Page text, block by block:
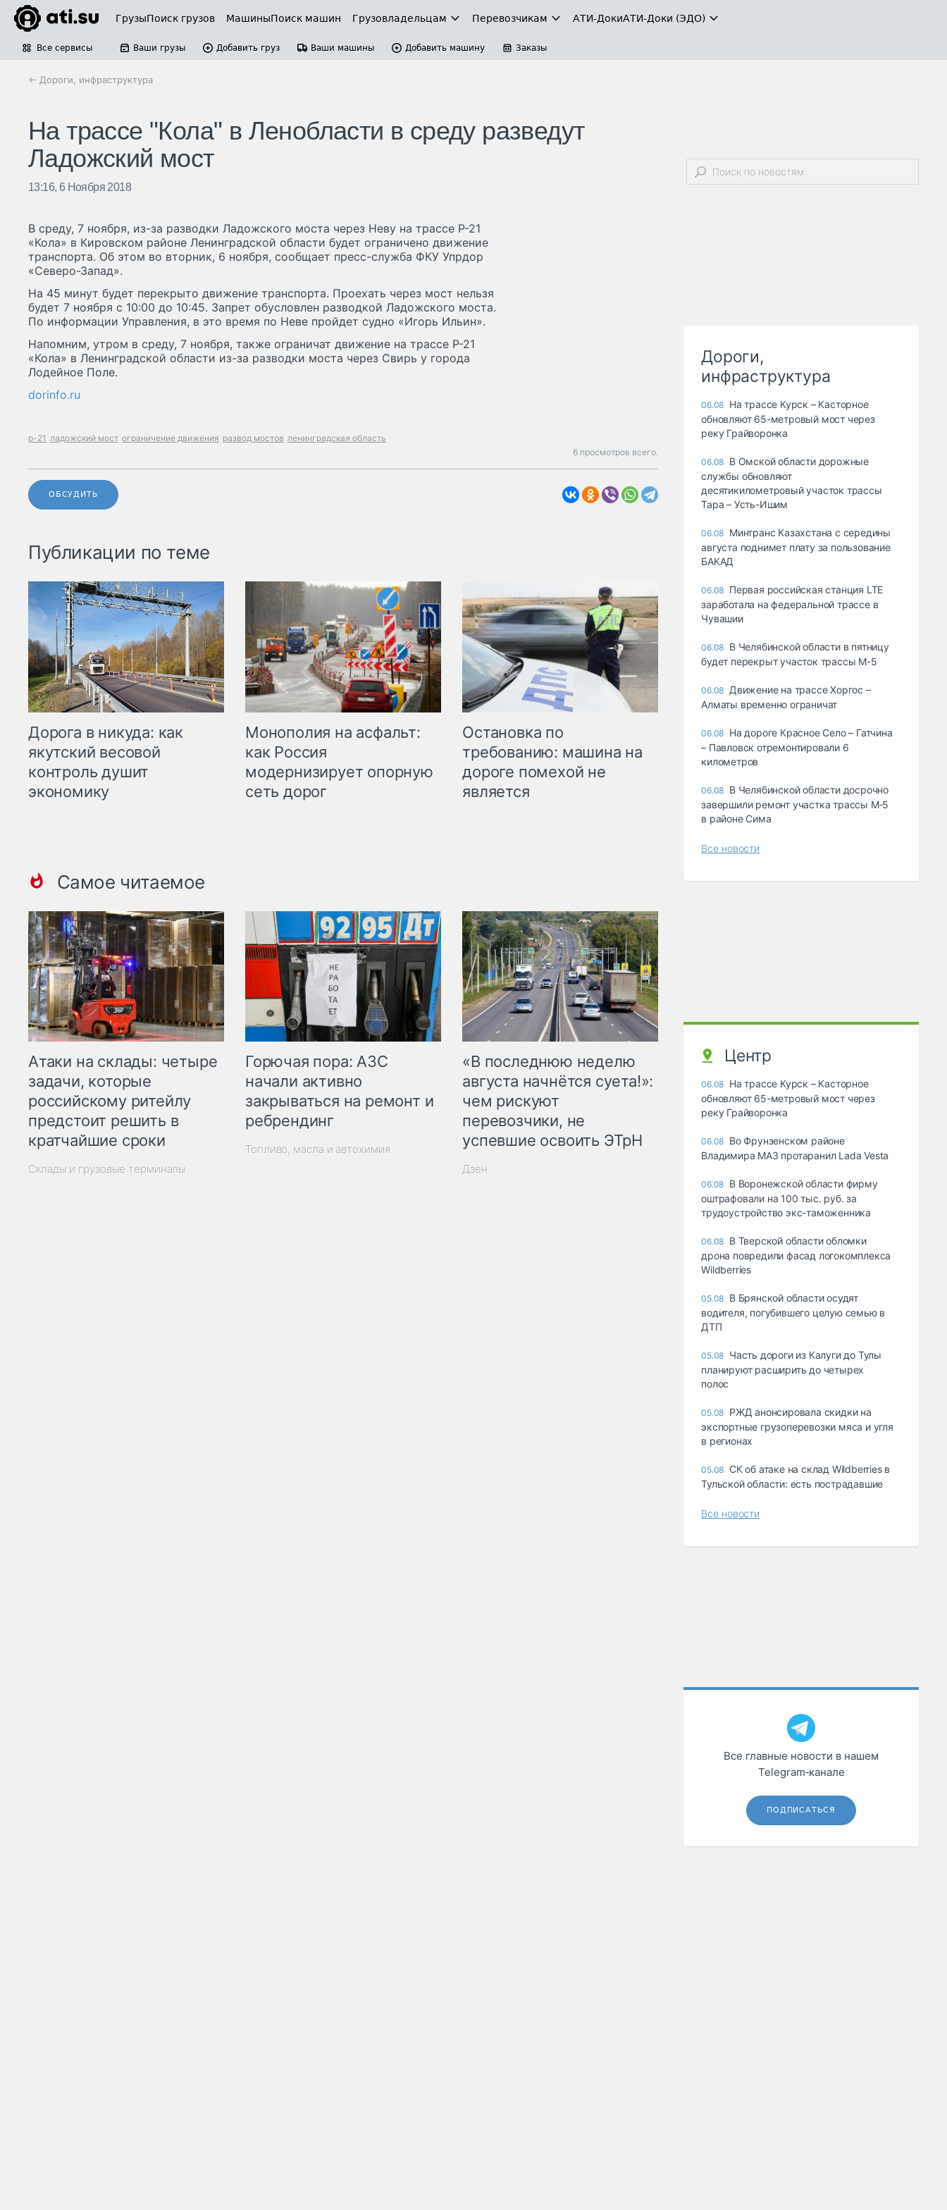
ГрузыПоиск грузов МашиныПоиск машин Грузовладельцам Перевозчикам АТИ-ДокиАТИ-Доки (ЭДО)
Все сервисы Ваши грузы Добавить груз Ваши машины Добавить машину Заказы
← Дороги, инфраструктура
На трассе "Кола" в Ленобласти в среду разведут
Ладожский мост
13:16, 6 Ноября 2018
В среду, 7 ноября, из-за разводки Ладожского моста через Неву на трассе Р-21
«Кола» в Кировском районе Ленинградской области будет ограничено движение
транспорта. Об этом во вторник, 6 ноября, сообщает пресс-служба ФКУ Упрдор
«Северо-Запад».
На 45 минут будет перекрыто движение транспорта. Проехать через мост нельзя
будет 7 ноября с 10:00 до 10:45. Запрет обусловлен разводкой Ладожского моста.
По информации Управления, в это время по Неве пройдет судно «Игорь Ильин».
Напомним, утром в среду, 7 ноября, также ограничат движение на трассе Р-21
«Кола» в Ленинградской области из-за разводки моста через Свирь у города
Лодейное Поле.
dorinfo.ru
р-21 ладожский мост ограничение движения развод мостов ленинградская область
6 просмотров всего.
ОБСУДИТЬ
Публикации по теме
Дорога в никуда: как
якутский весовой
контроль душит
экономику
Монополия на асфальт:
как Россия
модернизирует опорную
сеть дорог
Остановка по
требованию: машина на
дороге помехой не
является
Самое читаемое
Атаки на склады: четыре
задачи, которые
российскому ритейлу
предстоит решить в
кратчайшие сроки
Склады и грузовые терминалы
Горючая пора: АЗС
начали активно
закрываться на ремонт и
ребрендинг
Топливо, масла и автохимия
«В последнюю неделю
августа начнётся суета!»:
чем рискуют
перевозчики, не
успевшие освоить ЭТрН
Дзен
Дороги,
инфраструктура
06.08 На трассе Курск – Касторное
обновляют 65-метровый мост через
реку Грайворонка
06.08 В Омской области дорожные
службы обновляют
десятикилометровый участок трассы
Тара – Усть-Ишим
06.08 Минтранс Казахстана с середины
августа поднимет плату за пользование
БАКАД
06.08 Первая российская станция LTE
заработала на федеральной трассе в
Чувашии
06.08 В Челябинской области в пятницу
будет перекрыт участок трассы М-5
06.08 Движение на трассе Хоргос –
Алматы временно ограничат
06.08 На дороге Красное Село – Гатчина
– Павловск отремонтировали 6
километров
06.08 В Челябинской области досрочно
завершили ремонт участка трассы М‑5
в районе Сима
Все новости
Центр
06.08 На трассе Курск – Касторное
обновляют 65-метровый мост через
реку Грайворонка
06.08 Во Фрунзенском районе
Владимира МАЗ протаранил Lada Vesta
06.08 В Воронежской области фирму
оштрафовали на 100 тыс. руб. за
трудоустройство экс-таможенника
06.08 В Тверской области обломки
дрона повредили фасад логокомплекса
Wildberries
05.08 В Брянской области осудят
водителя, погубившего целую семью в
ДТП
05.08 Часть дороги из Калуги до Тулы
планируют расширить до четырех
полос
05.08 РЖД анонсировала скидки на
экспортные грузоперевозки мяса и угля
в регионах
05.08 СК об атаке на склад Wildberries в
Тульской области: есть пострадавшие
Все новости
Все главные новости в нашем
Telegram‑канале
ПОДПИСАТЬСЯ